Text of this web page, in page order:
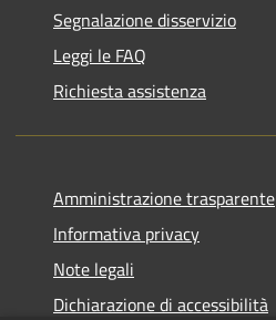
Segnalazione disservizio
Leggi le FAQ
Richiesta assistenza
Amministrazione trasparente
Informativa privacy
Note legali
Dichiarazione di accessibilità